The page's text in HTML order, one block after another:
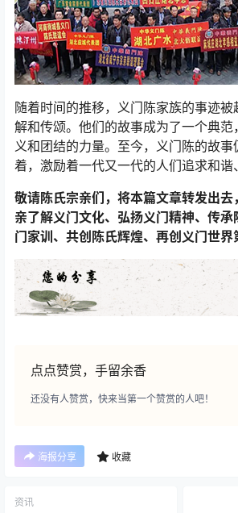
随着时间的推移，义门陈家族的事迹被
解和传颂。他们的故事成为了一个典
义和团结的力量。至今，义门陈的故
着，激励着一代又一代的人们追求和谐
敬请陈氏宗亲们，将本篇文章转发出去
亲了解义门文化、弘扬义门精神、传承
门家训、共创陈氏辉煌、再创义门世界
点点赞赏，手留余香
还没有人赞赏，快来当第一个赞赏的人吧！
海报分享 收藏
资讯